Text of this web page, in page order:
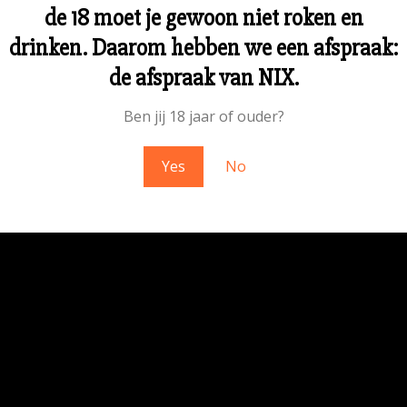
de 18 moet je gewoon niet roken en
drinken. Daarom hebben we een afspraak:
de afspraak van NIX.
Ben jij 18 jaar of ouder?
Yes No
stof! We werken aan iets geweldigs –